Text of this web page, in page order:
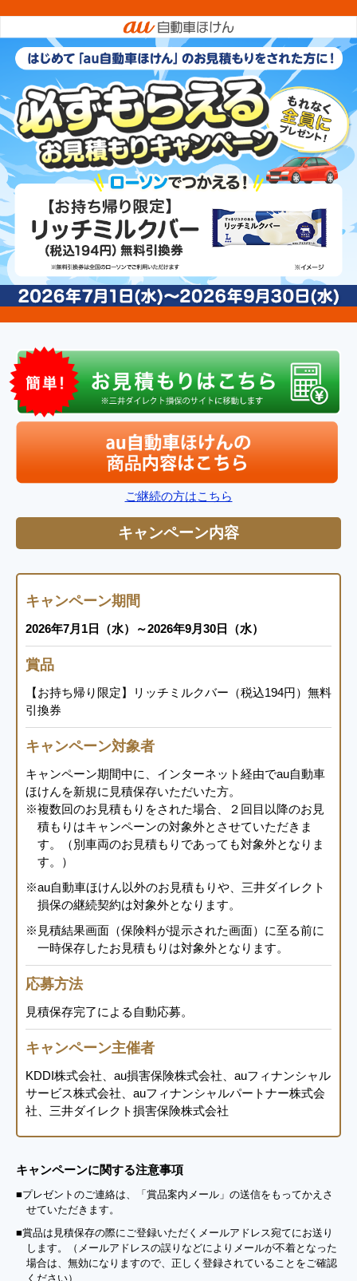
ご継続の方はこちら
キャンペーン内容
キャンペーン期間
2026年7月1日（水）～2026年9月30日（水）
賞品
【お持ち帰り限定】リッチミルクバー（税込194円）無料
引換券
キャンペーン対象者
キャンペーン期間中に、インターネット経由でau自動車
ほけんを新規に見積保存いただいた方。
※複数回のお見積もりをされた場合、２回目以降のお見
積もりはキャンペーンの対象外とさせていただきま
す。（別車両のお見積もりであっても対象外となりま
す。）
※au自動車ほけん以外のお見積もりや、三井ダイレクト
損保の継続契約は対象外となります。
※見積結果画面（保険料が提示された画面）に至る前に
一時保存したお見積もりは対象外となります。
応募方法
見積保存完了による自動応募。
キャンペーン主催者
KDDI株式会社、au損害保険株式会社、auフィナンシャル
サービス株式会社、auフィナンシャルパートナー株式会
社、三井ダイレクト損害保険株式会社
キャンペーンに関する注意事項
■プレゼントのご連絡は、「賞品案内メール」の送信をもってかえさ
せていただきます。
■賞品は見積保存の際にご登録いただくメールアドレス宛てにお送り
します。（メールアドレスの誤りなどによりメールが不着となった
場合は、無効になりますので、正しく登録されていることをご確認
ください）